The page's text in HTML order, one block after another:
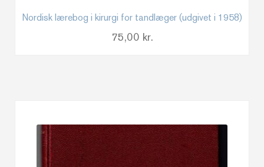
Nordisk lærebog i kirurgi for tandlæger (udgivet i 1958)
75,00 kr.